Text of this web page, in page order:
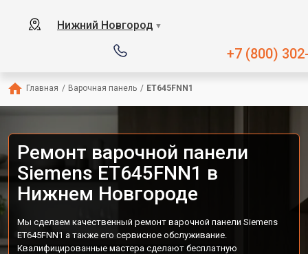
Нижний Новгород ▼
+7 (800)
Главная / Варочная панель / ET645FNN1
Ремонт варочной панели
Siemens ET645FNN1 в
Нижнем Новгороде
Мы сделаем качественный ремонт варочной панели Siemens
ET645FNN1 а также его сервисное обслуживание.
Квалифицированные мастера сделают бесплатную